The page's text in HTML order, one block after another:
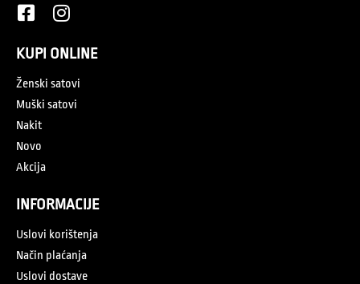
KUPI ONLINE
Ženski satovi
Muški satovi
Nakit
Novo
Akcija
INFORMACIJE
Uslovi korištenja
Način plaćanja
Uslovi dostave